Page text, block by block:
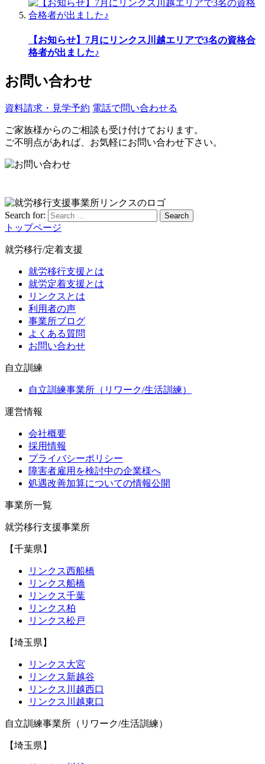
【お知らせ】7月にリンクス川越エリアで3名の資格合
格者が出ました♪
お問い合わせ
資料請求・見学予約 電話で問い合わせる
ご家族様からのご相談も受け付けております。
ご不明点があれば、お気軽にお問い合わせ下さい。
Search for: Search
トップページ
就労移行/定着支援
就労移行支援とは
就労定着支援とは
リンクスとは
利用者の声
事業所ブログ
よくある質問
お問い合わせ
自立訓練
自立訓練事業所（リワーク/生活訓練）
運営情報
会社概要
採用情報
プライバシーポリシー
障害者雇用を検討中の企業様へ
処遇改善加算についての情報公開
事業所一覧
就労移行支援事業所
【千葉県】
リンクス西船橋
リンクス船橋
リンクス千葉
リンクス柏
リンクス松戸
【埼玉県】
リンクス大宮
リンクス新越谷
リンクス川越西口
リンクス川越東口
自立訓練事業所（リワーク/生活訓練）
【埼玉県】